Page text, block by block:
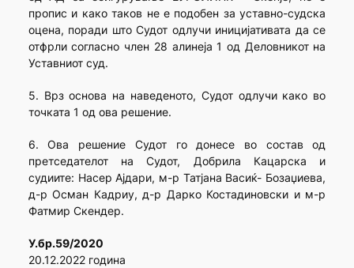
пропис и како таков не е подобен за уставно-судска
оцена, поради што Судот одлучи иницијативата да се
отфрли согласно член 28 алинеја 1 од Деловникот на
Уставниот суд.
5. Врз основа на наведеното, Судот одлучи како во
точката 1 од ова решение.
6. Ова решение Судот го донесе во состав од
претседателот на Судот, Добрила Кацарска и
судиите: Насер Ајдари, м-р Татјана Васиќ- Бозаџиева,
д-р Осман Кадриу, д-р Дарко Костадиновски и м-р
Фатмир Скендер.
У.бр.59/2020
20.12.2022 година